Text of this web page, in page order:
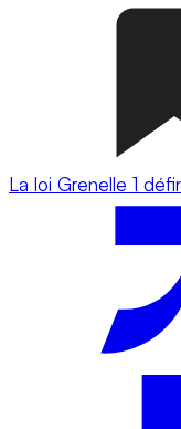
La loi Grenelle 1